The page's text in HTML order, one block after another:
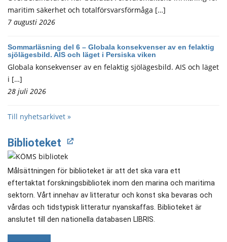
maritim säkerhet och totalförsvarsförmåga […]
7 augusti 2026
Sommarläsning del 6 – Globala konsekvenser av en felaktig
sjölägesbild. AIS och läget i Persiska viken
Globala konsekvenser av en felaktig sjölägesbild. AIS och läget
i […]
28 juli 2026
Till nyhetsarkivet »
Biblioteket
Målsättningen för biblioteket är att det ska vara ett
eftertaktat forskningsbibliotek inom den marina och maritima
sektorn. Vårt innehav av litteratur och konst ska bevaras och
vårdas och tidstypisk litteratur nyanskaffas. Biblioteket är
anslutet till den nationella databasen LIBRIS.